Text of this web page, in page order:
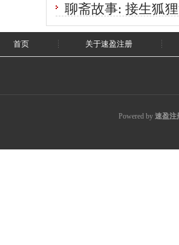
聊斋故事: 接生狐
首页 关于速盈注册
Powered by 速盈注